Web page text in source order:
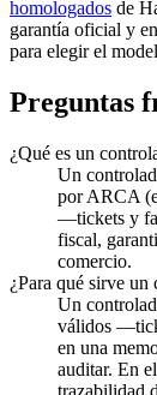
homologados de
garantía oficial y
para elegir el
Preguntas
¿Qué es un
Un
por ARCA
—tickets y
fiscal,
comercio.
¿Para qué sirve
Un
válidos
en una
auditar. En
trazabilidad